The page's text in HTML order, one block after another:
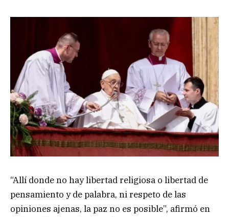
“Allí donde no hay libertad religiosa o libertad de
pensamiento y de palabra, ni respeto de las
opiniones ajenas, la paz no es posible”, afirmó en